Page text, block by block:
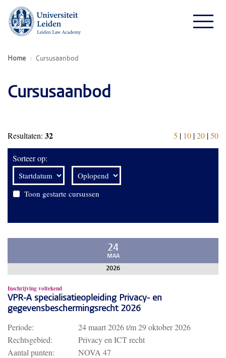
Home Cursusaanbod
Cursusaanbod
Resultaten: 32 5 | 10 |20 |50
Sorteer op:
Toon gestarte cursussen
24
MAA
2026
Inschrijving voltekend
VPR-A specialisatieopleiding Privacy- en
gegevensbeschermingsrecht 2026
Periode: 24 maart 2026t/m29 oktober 2026
Rechtsgebied:
Privacy en ICT recht
Aantal punten:
NOVA 47